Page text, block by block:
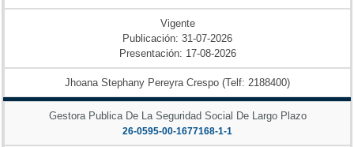
Vigente
Publicación: 31-07-2026
Presentación: 17-08-2026
Jhoana Stephany Pereyra Crespo (Telf: 2188400)
Gestora Publica De La Seguridad Social De Largo Plazo
26-0595-00-1677168-1-1